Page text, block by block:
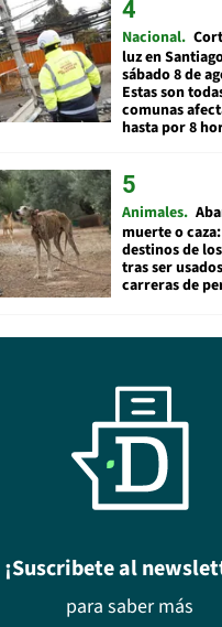
Nacional
luz en
sábado 8 de
Estas son
comunas
hasta por 8
Animales
muerte o
destinos de
tras ser
carreras de
¡Suscribete al
para saber más